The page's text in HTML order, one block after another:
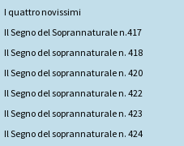
I quattro novissimi
Il Segno del Soprannaturale n.417
Il Segno del soprannaturale n. 418
Il Segno del soprannaturale n. 420
Il Segno del soprannaturale n. 422
Il Segno del soprannaturale n. 423
Il Segno del soprannaturale n. 424